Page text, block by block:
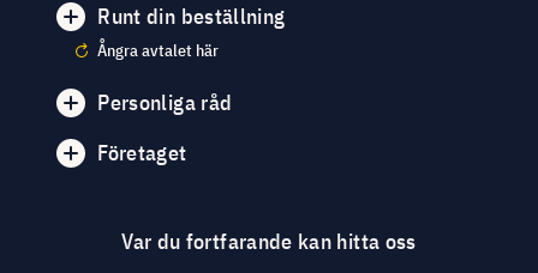
Runt din beställning
Ångra avtalet här
Personliga råd
Företaget
Var du fortfarande kan hitta oss